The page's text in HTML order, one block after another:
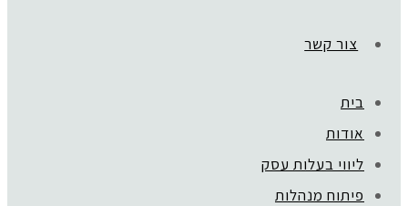
צור קשר
בית
אודות
ליווי בעלות עסק
פיתוח מנהלות
PHOTO-2024-05-11-13-35-00 (10)